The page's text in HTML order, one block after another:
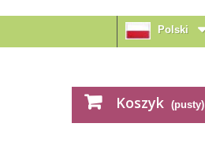
Polski
Koszyk (pusty)